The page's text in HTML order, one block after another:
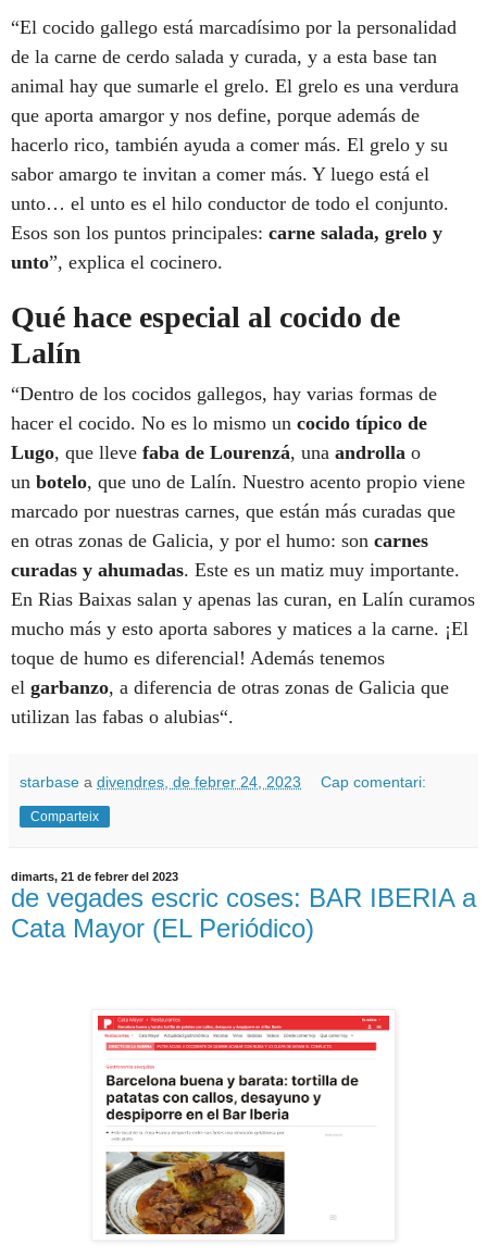
“El cocido gallego está marcadísimo por la personalidad
de la carne de cerdo salada y curada, y a esta base tan
animal hay que sumarle el grelo. El grelo es una verdura
que aporta amargor y nos define, porque además de
hacerlo rico, también ayuda a comer más. El grelo y su
sabor amargo te invitan a comer más. Y luego está el
unto… el unto es el hilo conductor de todo el conjunto.
Esos son los puntos principales: carne salada, grelo y
unto”, explica el cocinero.
Qué hace especial al cocido de
Lalín
“Dentro de los cocidos gallegos, hay varias formas de
hacer el cocido. No es lo mismo un cocido típico de
Lugo, que lleve faba de Lourenzá, una androlla o
un botelo, que uno de Lalín. Nuestro acento propio viene
marcado por nuestras carnes, que están más curadas que
en otras zonas de Galicia, y por el humo: son carnes
curadas y ahumadas. Este es un matiz muy importante.
En Rias Baixas salan y apenas las curan, en Lalín curamos
mucho más y esto aporta sabores y matices a la carne. ¡El
toque de humo es diferencial! Además tenemos
el garbanzo, a diferencia de otras zonas de Galicia que
utilizan las fabas o alubias“.
starbase a divendres, de febrer 24, 2023 Cap comentari:
Comparteix
dimarts, 21 de febrer del 2023
de vegades escric coses: BAR IBERIA a
Cata Mayor (EL Periódico)